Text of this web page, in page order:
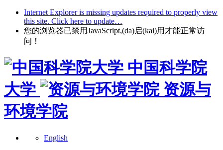
Internet Explorer is missing updates required to properly view
this site. Click here to update…
您的浏览器已禁用JavaScript,(da)启(kai)用才能正常访
问！
中国科学院
大学
资源与
环境学院
English